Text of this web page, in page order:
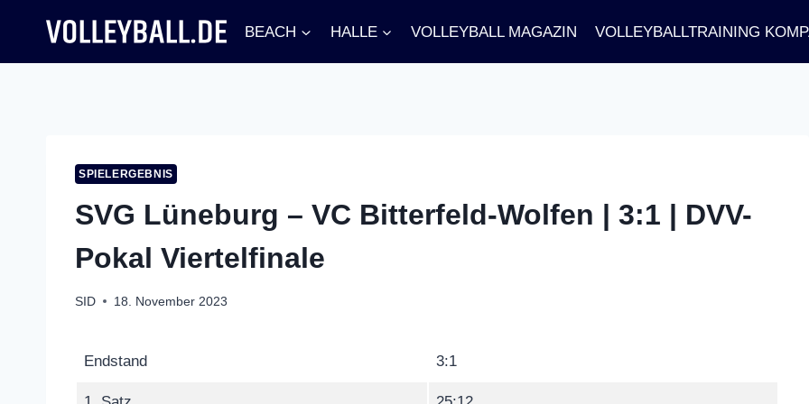
springen
BEACH HALLE VOLLEYBALL MAGAZIN VOLLEYBALLTRAINING
SPIELERGEBNIS
SVG Lüneburg – VC Bitterfeld-Wolfen | 3:1 | DVV-
Pokal Viertelfinale
SID 18. November 2023
Endstand 3:1